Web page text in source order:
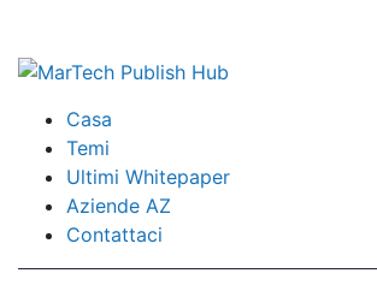
Casa
Temi
Ultimi Whitepaper
Aziende AZ
Contattaci